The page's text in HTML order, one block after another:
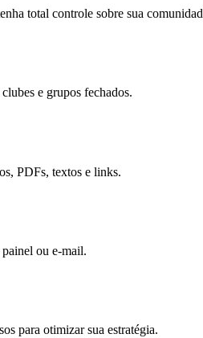
total controle sobre sua
e grupos fechados.
PDFs, textos e links.
ou e-mail.
para otimizar sua estratégia.